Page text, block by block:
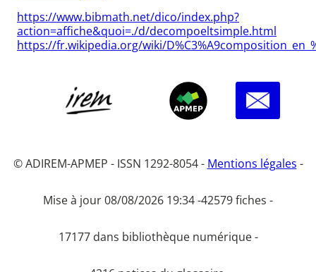
https://www.bibmath.net/dico/index.php?
action=affiche&quoi=./d/decompoeltsimple.html
https://fr.wikipedia.org/wiki/
© ADIREM-APMEP - ISSN 1292-8054 - Mentions légales -
Mise à jour 08/08/2026 19:34 -42579 fiches -
17177 dans bibliothèque numérique -